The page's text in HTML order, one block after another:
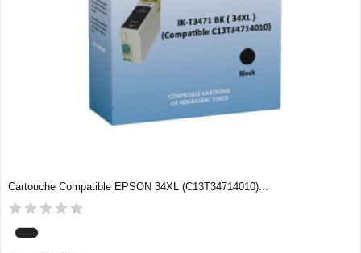
Cartouche Compatible EPSON 34XL (C13T34714010)...